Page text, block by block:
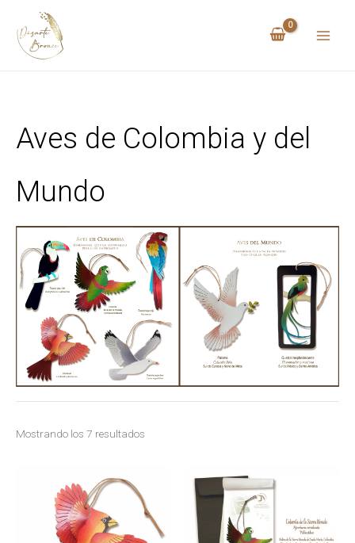
contenido
Aves de Colombia y del
Mundo
Mostrando los 7 resultados